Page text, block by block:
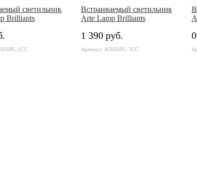
светильник
Brilliants
1CC
Встраиваемый светильник
Arte Lamp Brilliants
1 390 руб.
Артикул: A5956PL-3CC